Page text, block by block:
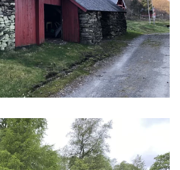
å lagre ved og utstyr som
Det er installert lys og uttak
til elektrisk utstyr.